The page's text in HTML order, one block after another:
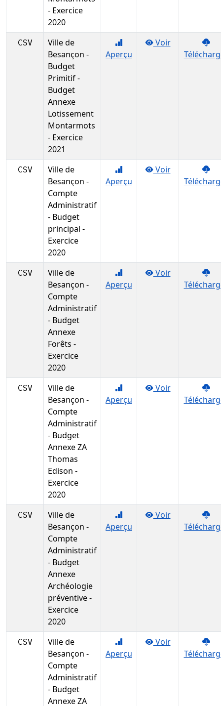
- Exercice
2020
CSV
Ville de
Besançon -
Budget
Primitif -
Budget
Annexe
Lotissement
Montarmots
- Exercice
2021
Aperçu
Voir
CSV
Ville de
Besançon -
Compte
Administratif
- Budget
principal -
Exercice
2020
Aperçu
Voir
CSV
Ville de
Besançon -
Compte
Administratif
- Budget
Annexe
Forêts -
Exercice
2020
Aperçu
Voir
CSV
Ville de
Besançon -
Compte
Administratif
- Budget
Annexe ZA
Thomas
Edison -
Exercice
2020
Aperçu
Voir
CSV
Ville de
Besançon -
Compte
Administratif
- Budget
Annexe
Archéologie
préventive -
Exercice
2020
Aperçu
Voir
CSV
Ville de
Besançon -
Compte
Administratif
- Budget
Annexe ZA
Aperçu
Voir